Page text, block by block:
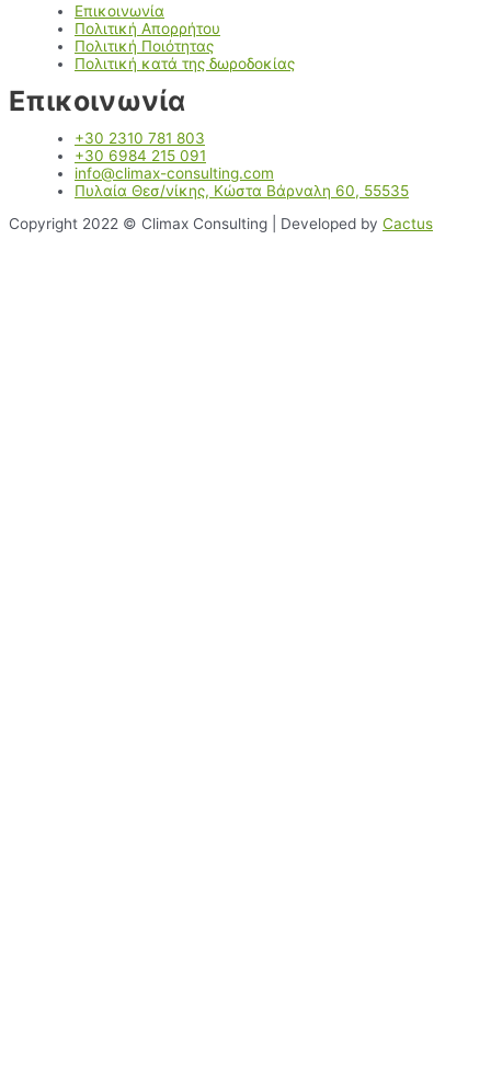
Επικοινωνία
Πολιτική Απορρήτου
Πολιτική Ποιότητας
Πολιτική κατά της δωροδοκίας
Επικοινωνία
+30 2310 781 803
+30 6984 215 091
info@climax-consulting.com
Πυλαία Θεσ/νίκης, Κώστα Βάρναλη 60, 55535
Copyright 2022 © Climax Consulting | Developed by Cactus